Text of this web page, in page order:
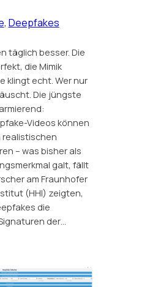
, Deepfakes
täglich besser. Die
die Mimik
klingt echt. Wer nur
Die jüngste
Videos können
realistischen
– was bisher als
galt, fällt
am Fraunhofer
(HHI) zeigten,
die
der…